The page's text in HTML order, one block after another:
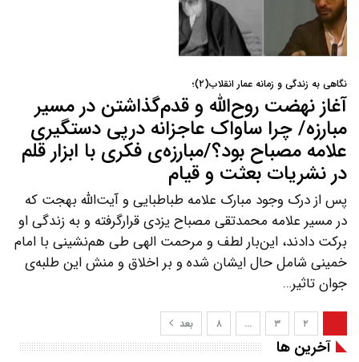
نگاهی به زندگی و زمانه عمار انقلاب(۲)؛
آغاز نهضت روح‌الله و قدم‌گذاشتن در مسیر
مبارزه/ چرا ساواک عاجزانه درپی دستگیری
علامه مصباح بود؟/مبارزه‌ی فکری با ابزار قلم
در نشریات بعثت و قیام
پس از درک وجود مبارک علامه طباطبایی و آیت‌الله بهجت که
در مسیر علامه محمدتقی مصباح یزدی قرارگرفته و به زندگی او
برکت دادند، این‌بار لطف و مرحمت الهی طی هم‌نشینی با امام
خمینی شامل حال ایشان شده و بر اخلاق و منش این طلبه‌ی
جوان تاثیر…
۲ ۳ … ۸ بعد
آخرین ها